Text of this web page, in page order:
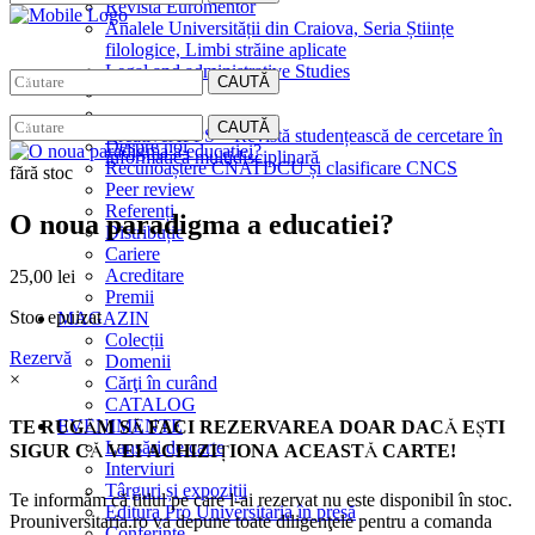
Revista Euromentor
Analele Universității din Craiova, Seria Științe
filologice, Limbi străine aplicate
Legal and administrative Studies
CreativeAPPS – Revistă studențească de cercetare în
informatică multidisciplinară
CAUTĂ
EDITURA
Despre noi
Recunoaștere CNATDCU și clasificare CNCS
Peer review
Referenți
Distribuție
Cariere
Acreditare
Premii
MAGAZIN
Colecții
Domenii
Cărţi în curând
CATALOG
EVENIMENTE
Lansări de carte
Interviuri
Târguri și expoziții
Editura Pro Universitaria în presă
CAUTĂ
fără stoc
O noua paradigma a educatiei?
25,00 lei
Stoc epuizat
Rezervă
×
TE RUGĂM SĂ FACI REZERVAREA DOAR DACĂ EŞTI
SIGUR CĂ VEI ACHIZIŢIONA ACEASTĂ CARTE!
Te informăm că titlul pe care l-ai rezervat nu este disponibil în stoc.
Prouniversitaria.ro va depune toate diligenţele pentru a comanda